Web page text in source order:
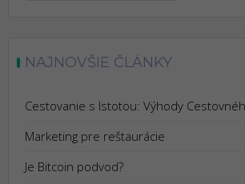
NAJNOVŠIE ČLÁNKY
Cestovanie s Istotou: Výhody
Marketing pre reštaurácie
Je Bitcoin podvod?